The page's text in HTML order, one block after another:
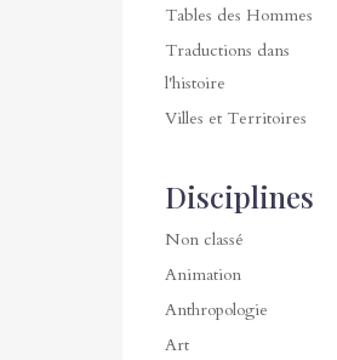
Tables des Hommes
Traductions dans
l'histoire
Villes et Territoires
Disciplines
Non classé
Animation
Anthropologie
Art